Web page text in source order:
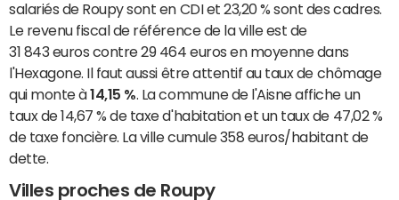
salariés de Roupy sont en CDI et 23,20 % sont des cadres.
Le revenu fiscal de référence de la ville est de
31 843 euros contre 29 464 euros en moyenne dans
l'Hexagone. Il faut aussi être attentif au taux de chômage
qui monte à14,15 % . La commune de l'Aisne affiche un
taux de 14,67 % de taxe d'habitation et un taux de 47,02 %
de taxe foncière. La ville cumule 358 euros/habitant de
dette.
Villes proches de Roupy